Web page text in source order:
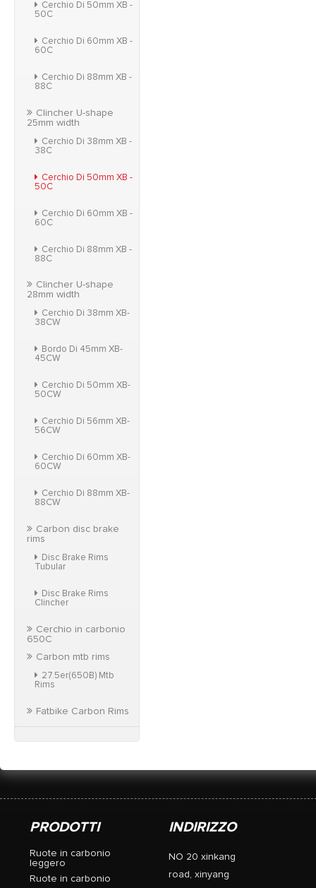
Cerchio Di 50mm XB -
50C
Cerchio Di 60mm XB -
60C
Cerchio Di 88mm XB -
88C
Clincher U-shape
25mm width
Cerchio Di 38mm XB -
38C
Cerchio Di 50mm XB -
50C
Cerchio Di 60mm XB -
60C
Cerchio Di 88mm XB -
88C
Clincher U-shape
28mm width
Cerchio Di 38mm XB-
38CW
Bordo Di 45mm XB-
45CW
Cerchio Di 50mm XB-
50CW
Cerchio Di 56mm XB-
56CW
Cerchio Di 60mm XB-
60CW
Cerchio Di 88mm XB-
88CW
Carbon disc brake
rims
Disc Brake Rims
Tubular
Disc Brake Rims
Clincher
Cerchio in carbonio
650C
Carbon mtb rims
27.5er(650B) Mtb
Rims
Fatbike Carbon Rims
PRODOTTI
Ruote in carbonio
leggero
Ruote in carbonio
INDIRIZZO
NO 20 xinkang
road, xinyang